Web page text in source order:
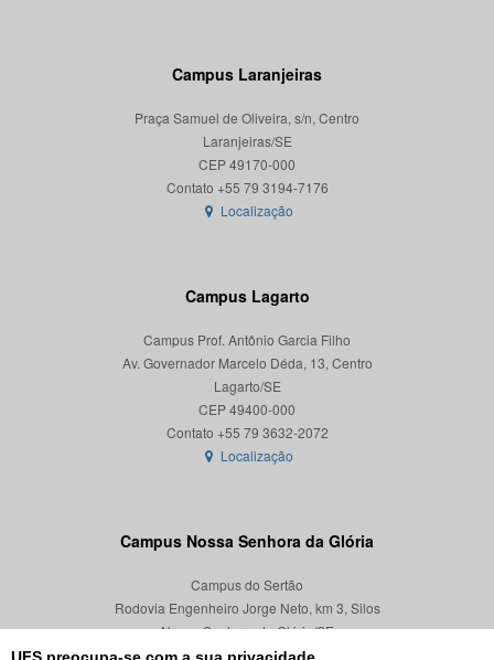
Campus Laranjeiras
Praça Samuel de Oliveira, s/n, Centro
Laranjeiras/SE
CEP 49170-000
Localização
Campus Lagarto
Campus Prof. Antônio Garcia Filho
Av. Governador Marcelo Déda, 13, Centro
Lagarto/SE
CEP 49400-000
Localização
Campus Nossa Senhora da Glória
Campus do Sertão
Rodovia Engenheiro Jorge Neto, km 3, Silos
Nossa Senhora da Glória/SE
CEP 49680-000